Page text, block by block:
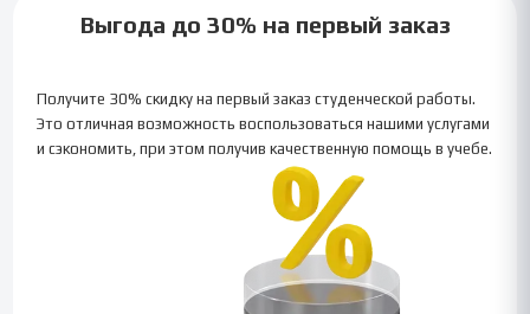
Выгода до 30% на первый заказ
Получите 30% скидку на первый заказ студенческой работы.
Это отличная возможность воспользоваться нашими услугами
и сэкономить, при этом получив качественную помощь в учебе.